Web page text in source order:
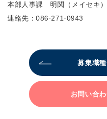
本部人事課 明関（メイセキ
連絡先：086-271-0943
募集職
お問い合